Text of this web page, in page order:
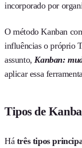
incorporado por
O método Kanban
influências o próprio
assunto,Kanban:
aplicar essa
Tipos de
Há três tipos